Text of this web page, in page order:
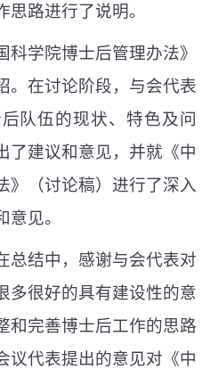
路进行了说明。
科学院博士后管理办法》
。在讨论阶段，与会代表
队伍的现状、特色及问
了建议和意见，并就《中
》（讨论稿）进行了深入
见。
总结中，感谢与会代表对
多很好的具有建设性的意
和完善博士后工作的思路
议代表提出的意见对《中